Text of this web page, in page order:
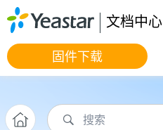
跳转到主要内容
文档中心
固件下载